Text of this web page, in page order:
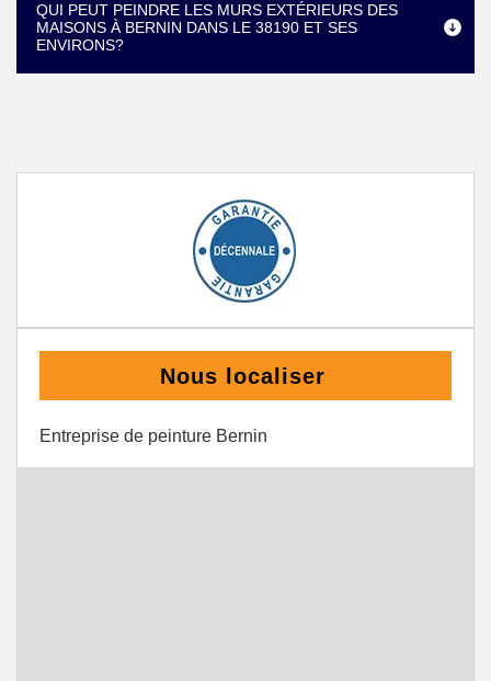
QUI PEUT PEINDRE LES MURS EXTÉRIEURS DES
MAISONS À BERNIN DANS LE 38190 ET SES
ENVIRONS?
Nous localiser
Entreprise de peinture Bernin